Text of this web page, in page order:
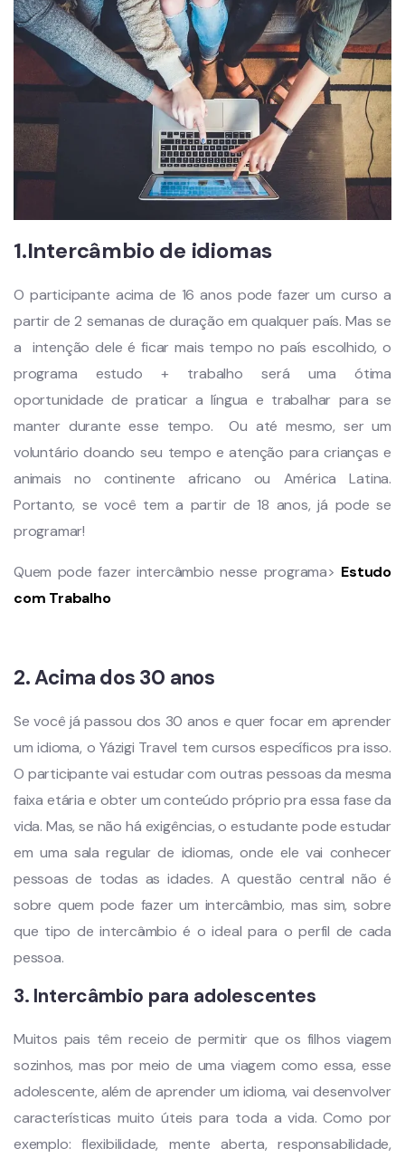
1.Intercâmbio de idiomas
O participante acima de 16 anos pode fazer um curso a
partir de 2 semanas de duração em qualquer país. Mas se
a intenção dele é ficar mais tempo no país escolhido, o
programa estudo + trabalho será uma ótima
oportunidade de praticar a língua e trabalhar para se
manter durante esse tempo. Ou até mesmo, ser um
voluntário doando seu tempo e atenção para crianças e
animais no continente africano ou América Latina.
Portanto, se você tem a partir de 18 anos, já pode se
programar!
Quem pode fazer intercâmbio nesse programa> Estudo
com Trabalho
2. Acima dos 30 anos
Se você já passou dos 30 anos e quer focar em aprender
um idioma, o Yázigi Travel tem cursos específicos pra isso.
O participante vai estudar com outras pessoas da mesma
faixa etária e obter um conteúdo próprio pra essa fase da
vida. Mas, se não há exigências, o estudante pode estudar
em uma sala regular de idiomas, onde ele vai conhecer
pessoas de todas as idades. A questão central não é
sobre quem pode fazer um intercâmbio, mas sim, sobre
que tipo de intercâmbio é o ideal para o perfil de cada
pessoa.
3. Intercâmbio para adolescentes
Muitos pais têm receio de permitir que os filhos viagem
sozinhos, mas por meio de uma viagem como essa, esse
adolescente, além de aprender um idioma, vai desenvolver
características muito úteis para toda a vida. Como por
exemplo: flexibilidade, mente aberta, responsabilidade,